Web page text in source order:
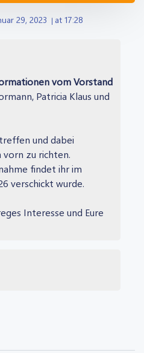
29, 2023 | at 17:28
vom Vorstand
Patricia Klaus und
und dabei
vorn zu richten.
findet ihr im
verschickt wurde.
Interesse und Eure